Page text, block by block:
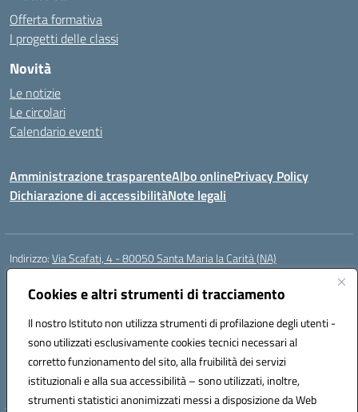
Cookies e altri strumenti di tracciamento
Il nostro Istituto non utilizza strumenti di profilazione degli utenti -
sono utilizzati esclusivamente cookies tecnici necessari al
corretto funzionamento del sito, alla fruibilità dei servizi
istituzionali e alla sua accessibilità – sono utilizzati, inoltre,
strumenti statistici anonimizzati messi a disposizione da Web
Offerta formativa
I progetti delle classi
Novità
Le notizie
Le circolari
Calendario eventi
Amministrazione trasparenteAlbo onlinePrivacy Policy
Dichiarazione di accessibilitàNote legali
Indirizzo:Via Scafati, 4 - 80050 Santa Maria la Carità (NA)
Centralino:
Posta elettronica certificata (PEC):NAEE21900T@pec.istruzione.it
Codice fiscale: 90016250632
Codice meccanografico:NAEE21900T
Codice Indice delle Pubbliche Amministrazioni (IPA): istsc_naee21900t
Codice unico di fatturazione (CUF): UFZ0X6